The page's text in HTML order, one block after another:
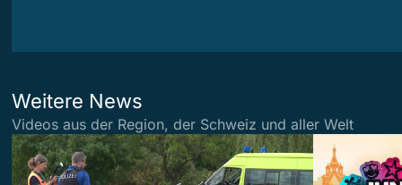
Weitere News
Videos aus der Region, der Schweiz und aller Welt